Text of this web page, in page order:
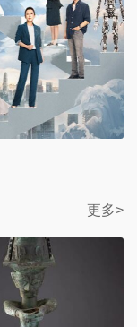
更多>